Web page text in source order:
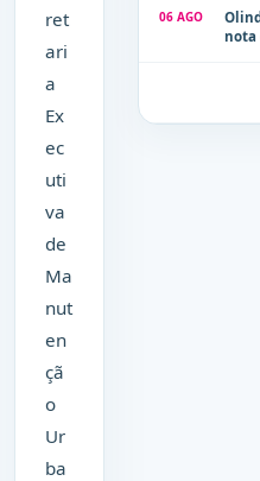
ret
ari
a
Ex
ec
uti
va
de
Ma
nut
en
çã
o
Ur
ba
06 AGO
nota